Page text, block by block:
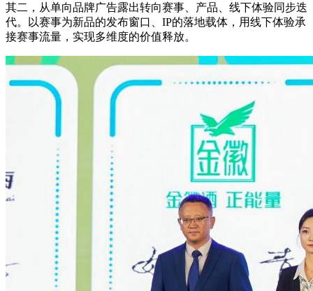
其二，从单向品牌广告露出转向赛事、产品、线下体验同步迭
代。以赛事为新品的发布窗口、IP的落地载体，用线下体验承
接赛事流量，实现多维度的价值释放。